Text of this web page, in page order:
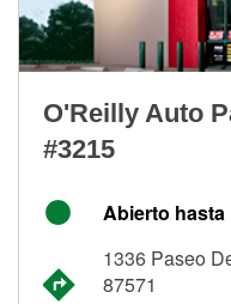
O'Reilly Auto
#3215
Abierto hasta
1336 Paseo
87571